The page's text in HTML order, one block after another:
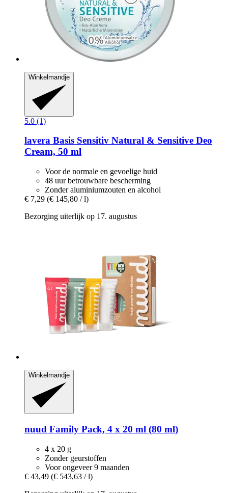
Winkelmandje
5.0 (1)
lavera Basis Sensitiv Natural & Sensitive Deo
Cream, 50 ml
Voor de normale en gevoelige huid
48 uur betrouwbare bescherming
Zonder aluminiumzouten en alcohol
€ 7,29 (€ 145,80 / l)
Bezorging uiterlijk op 17. augustus
Winkelmandje
nuud Family Pack, 4 x 20 ml (80 ml)
4 x 20 g
Zonder geurstoffen
Voor ongeveer 9 maanden
€ 43,49 (€ 543,63 / l)